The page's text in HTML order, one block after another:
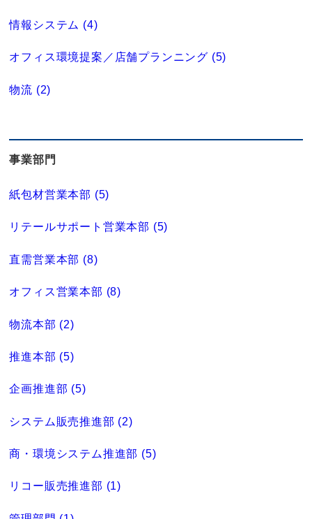
情報システム (4)
オフィス環境提案／店舗プランニング (5)
物流 (2)
事業部門
紙包材営業本部 (5)
リテールサポート営業本部 (5)
直需営業本部 (8)
オフィス営業本部 (8)
物流本部 (2)
推進本部 (5)
企画推進部 (5)
システム販売推進部 (2)
商・環境システム推進部 (5)
リコー販売推進部 (1)